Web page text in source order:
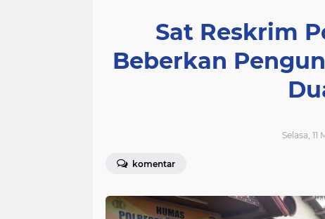
Sat Reskrim
Beberkan
Selasa,
komentar